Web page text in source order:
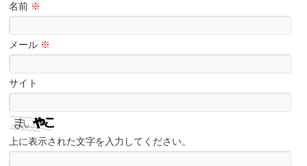
名前 ※
メール ※
サイト
上に表示された文字を入力してください。